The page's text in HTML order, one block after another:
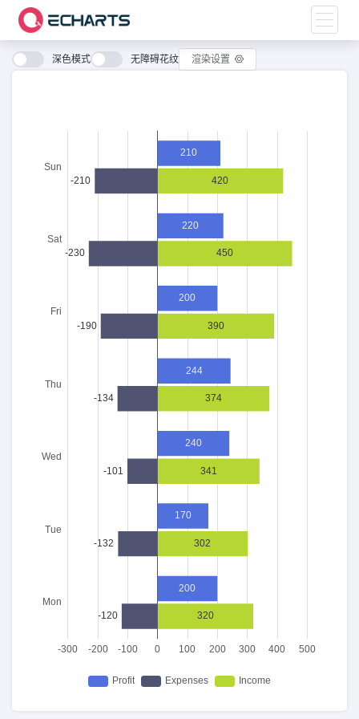
Toggle
深色模式 无障碍花纹 渲染设置